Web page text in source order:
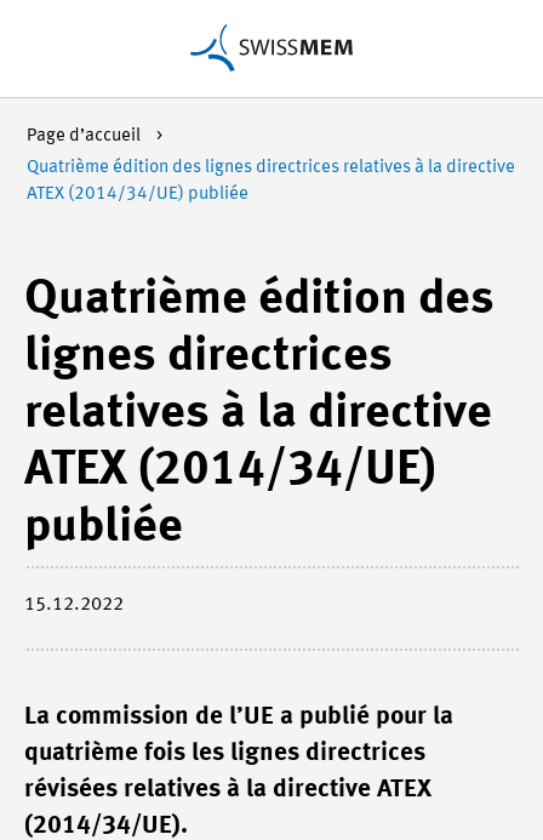
Page d’accueil
Quatrième édition des lignes directrices relatives à la directive
ATEX (2014/34/UE) publiée
Quatrième édition des
lignes directrices
relatives à la directive
ATEX (2014/34/UE)
publiée
15.12.2022
La commission de l’UE a publié pour la
quatrième fois les lignes directrices
révisées relatives à la directive ATEX
(2014/34/UE).